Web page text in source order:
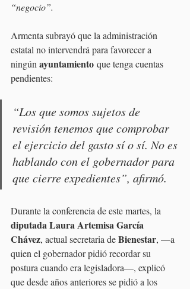
“negocio”.
Armenta subrayó que la administración
estatal no intervendrá para favorecer a
ningún ayuntamiento que tenga cuentas
pendientes:
“Los que somos sujetos de
revisión tenemos que comprobar
el ejercicio del gasto sí o sí. No es
hablando con el gobernador para
que cierre expedientes”, afirmó.
Durante la conferencia de este martes, la
diputada Laura Artemisa García
Chávez, actual secretaria de Bienestar, —a
quien el gobernador pidió recordar su
postura cuando era legisladora—, explicó
que desde años anteriores se pidió a los